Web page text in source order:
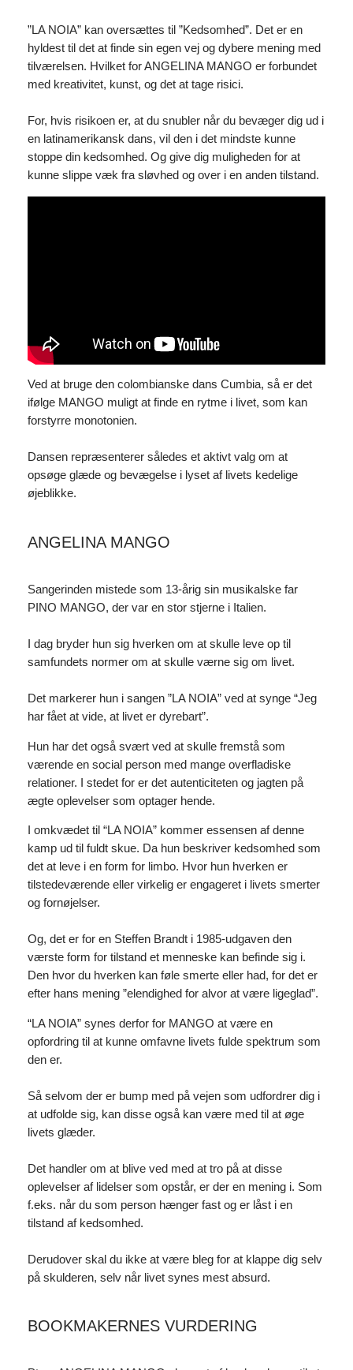
”LA NOIA” kan oversættes til ”Kedsomhed”. Det er en
hyldest til det at finde sin egen vej og dybere mening med
tilværelsen. Hvilket for ANGELINA MANGO er forbundet
med kreativitet, kunst, og det at tage risici.
For, hvis risikoen er, at du snubler når du bevæger dig ud i
en latinamerikansk dans, vil den i det mindste kunne
stoppe din kedsomhed. Og give dig muligheden for at
kunne slippe væk fra sløvhed og over i en anden tilstand.
Ved at bruge den colombianske dans Cumbia, så er det
ifølge MANGO muligt at finde en rytme i livet, som kan
forstyrre monotonien.
Dansen repræsenterer således et aktivt valg om at
opsøge glæde og bevægelse i lyset af livets kedelige
øjeblikke.
ANGELINA MANGO
Sangerinden mistede som 13-årig sin musikalske far
PINO MANGO, der var en stor stjerne i Italien.
I dag bryder hun sig hverken om at skulle leve op til
samfundets normer om at skulle værne sig om livet.
Det markerer hun i sangen ”LA NOIA” ved at synge “Jeg
har fået at vide, at livet er dyrebart”.
Hun har det også svært ved at skulle fremstå som
værende en social person med mange overfladiske
relationer. I stedet for er det autenticiteten og jagten på
ægte oplevelser som optager hende.
I omkvædet til “LA NOIA” kommer essensen af denne
kamp ud til fuldt skue. Da hun beskriver kedsomhed som
det at leve i en form for limbo. Hvor hun hverken er
tilstedeværende eller virkelig er engageret i livets smerter
og fornøjelser.
Og, det er for en Steffen Brandt i 1985-udgaven den
værste form for tilstand et menneske kan befinde sig i.
Den hvor du hverken kan føle smerte eller had, for det er
efter hans mening ”elendighed for alvor at være ligeglad”.
“LA NOIA” synes derfor for MANGO at være en
opfordring til at kunne omfavne livets fulde spektrum som
den er.
Så selvom der er bump med på vejen som udfordrer dig i
at udfolde sig, kan disse også kan være med til at øge
livets glæder.
Det handler om at blive ved med at tro på at disse
oplevelser af lidelser som opstår, er der en mening i. Som
f.eks. når du som person hænger fast og er låst i en
tilstand af kedsomhed.
Derudover skal du ikke at være bleg for at klappe dig selv
på skulderen, selv når livet synes mest absurd.
BOOKMAKERNES VURDERING